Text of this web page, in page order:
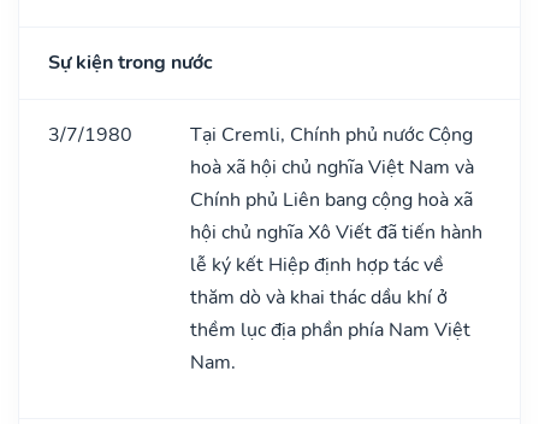
Sự kiện trong nước
3/7/1980
Tại Cremli, Chính phủ nước Cộng
hoà xã hội chủ nghĩa Việt Nam và
Chính phủ Liên bang cộng hoà xã
hội chủ nghĩa Xô Viết đã tiến hành
lễ ký kết Hiệp định hợp tác về
thăm dò và khai thác dầu khí ở
thềm lục địa phần phía Nam Việt
Nam.